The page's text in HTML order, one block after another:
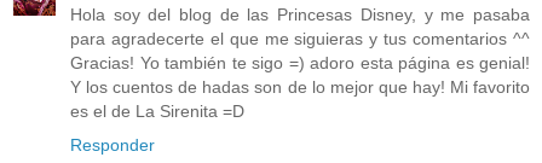
Hola soy del blog de las Princesas Disney, y me pasaba
para agradecerte el que me siguieras y tus comentarios ^^
Gracias! Yo también te sigo =) adoro esta página es genial!
Y los cuentos de hadas son de lo mejor que hay! Mi favorito
es el de La Sirenita =D
Responder